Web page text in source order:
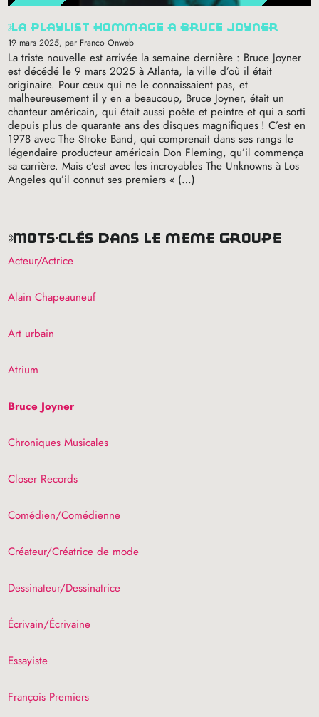
la playlist hommage à bruce joyner
19 mars 2025, par Franco Onweb
La triste nouvelle est arrivée la semaine dernière : Bruce Joyner
est décédé le 9 mars 2025 à Atlanta, la ville d’où il était
originaire. Pour ceux qui ne le connaissaient pas, et
malheureusement il y en a beaucoup, Bruce Joyner, était un
chanteur américain, qui était aussi poète et peintre et qui a sorti
depuis plus de quarante ans des disques magnifiques ! C’est en
1978 avec The Stroke Band, qui comprenait dans ses rangs le
légendaire producteur américain Don Fleming, qu’il commença
sa carrière. Mais c’est avec les incroyables The Unknowns à Los
Angeles qu’il connut ses premiers « (…)
mots-clés dans le même groupe
Acteur/Actrice
Alain Chapeauneuf
Art urbain
Atrium
Bruce Joyner
Chroniques Musicales
Closer Records
Comédien/Comédienne
Créateur/Créatrice de mode
Dessinateur/Dessinatrice
Écrivain/Écrivaine
Essayiste
François Premiers